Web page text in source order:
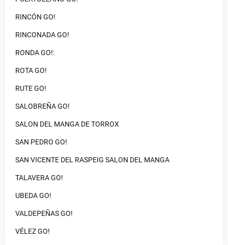
RINCÓN GO!
RINCONADA GO!
RONDA GO!:
ROTA GO!
RUTE GO!
SALOBREÑA GO!
SALON DEL MANGA DE TORROX
SAN PEDRO GO!
SAN VICENTE DEL RASPEIG SALON DEL MANGA
TALAVERA GO!
UBEDA GO!
VALDEPEÑAS GO!
VÉLEZ GO!